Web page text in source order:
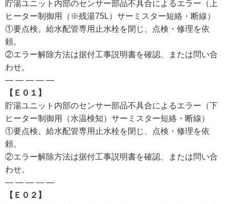
貯湯ユニット内部のセンサー部品不具合によるエラー（上
ヒーター制御用（※残湯75L）サーミスター短絡・断線）
①要点検。給水配管専用止水栓を閉じ、点検・修理を依
頼。
②エラー解除方法は据付工事説明書を確認、または問い合
わせ。
— — — — —
【Ｅ０１】
貯湯ユニット内部のセンサー部品不具合によるエラー（下
ヒーター制御用（水温検知）サーミスター短絡・断線）
①要点検。給水配管専用止水栓を閉じ、点検・修理を依
頼。
②エラー解除方法は据付工事説明書を確認、または問い合
わせ。
— — — — —
【Ｅ０２】